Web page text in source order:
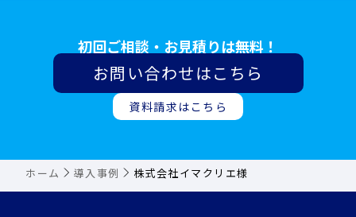
初回ご相談・お見積りは無料！
お問い合わせはこちら
資料請求はこちら
ホーム 導入事例 株式会社イマクリエ様